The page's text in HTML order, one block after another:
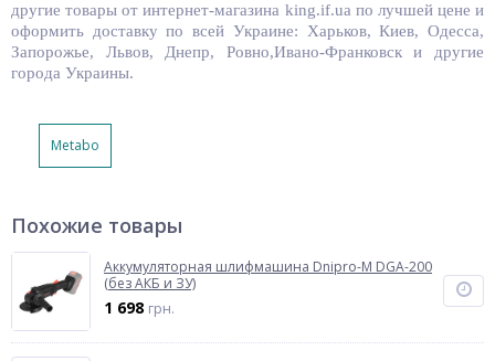
другие товары от интернет-магазина king.if.ua по лучшей цене и
оформить доставку по всей Украине: Харьков, Киев, Одесса,
Запорожье, Львов, Днепр, Ровно,Ивано-Франковск и другие
города Украины.
Metabo
Похожие товары
Аккумуляторная шлифмашина Dnipro-M DGA-200
(без АКБ и ЗУ)
1 698 грн.